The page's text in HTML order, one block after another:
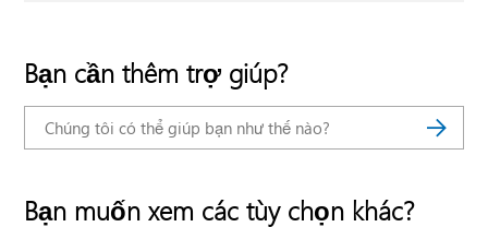
Bạn cần thêm trợ giúp?
Bạn muốn xem các tùy chọn khác?